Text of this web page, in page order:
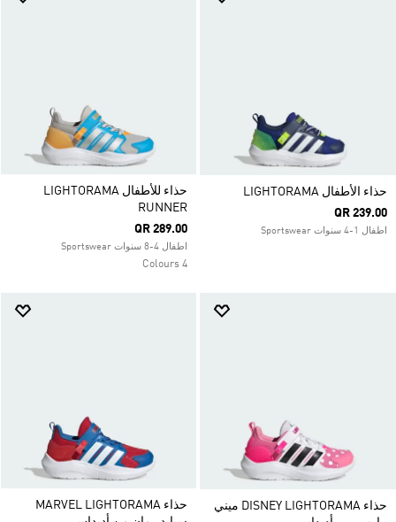
حذاء الأطفال LIGHTORAMA
QR 239.00
اطفال 1-4 سنوات Sportswear
حذاء للأطفال LIGHTORAMA
RUNNER
QR 289.00
اطفال 4-8 سنوات Sportswear
4 Colours
حذاء DISNEY LIGHTORAMA ميني
حذاء MARVEL LIGHTORAMA